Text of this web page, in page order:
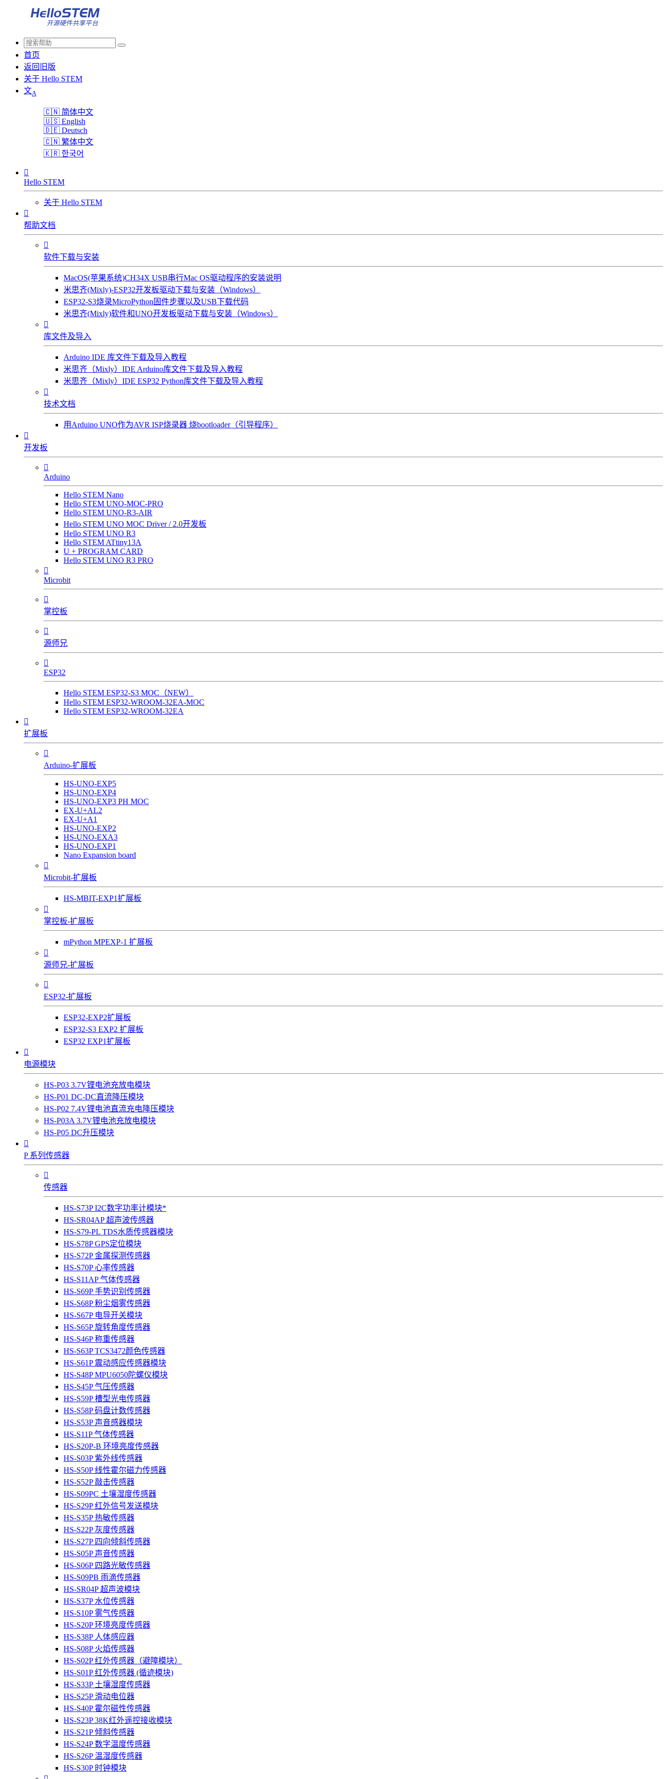
首页
返回旧版
关于 Hello STEM
文A
🇨🇳 简体中文
🇺🇸 English
🇩🇪 Deutsch
🇨🇳 繁体中文
🇰🇷 한국어

Hello STEM
关于 Hello STEM

帮助文档

软件下载与安装
MacOS(苹果系统)CH34X USB串行Mac OS驱动程序的安装说明
米思齐(Mixly)-ESP32开发板驱动下载与安装（Windows）
ESP32-S3烧录MicroPython固件步骤以及USB下载代码
米思齐(Mixly)软件和UNO开发板驱动下载与安装（Windows）

库文件及导入
Arduino IDE 库文件下载及导入教程
米思齐（Mixly）IDE Arduino库文件下载及导入教程
米思齐（Mixly）IDE ESP32 Python库文件下载及导入教程

技术文档
用Arduino UNO作为AVR ISP烧录器 烧bootloader（引导程序）

开发板

Arduino
Hello STEM Nano
Hello STEM UNO-MOC-PRO
Hello STEM UNO-R3-AIR
Hello STEM UNO MOC Driver / 2.0开发板
Hello STEM UNO R3
Hello STEM ATtiny13A
U + PROGRAM CARD
Hello STEM UNO R3 PRO

Microbit

掌控板

源师兄

ESP32
Hello STEM ESP32-S3 MOC（NEW）
Hello STEM ESP32-WROOM-32EA-MOC
Hello STEM ESP32-WROOM-32EA

扩展板

Arduino-扩展板
HS-UNO-EXP5
HS-UNO-EXP4
HS-UNO-EXP3 PH MOC
EX-U+AL2
EX-U+A1
HS-UNO-EXP2
HS-UNO-EXA3
HS-UNO-EXP1
Nano Expansion board

Microbit-扩展板
HS-MBIT-EXP1扩展板

掌控板-扩展板
mPython MPEXP-1 扩展板

源师兄-扩展板

ESP32-扩展板
ESP32-EXP2扩展板
ESP32-S3 EXP2 扩展板
ESP32 EXP1扩展板

电源模块
HS-P03 3.7V锂电池充放电模块
HS-P01 DC-DC直流降压模块
HS-P02 7.4V锂电池直流充电降压模块
HS-P03A 3.7V锂电池充放电模块
HS-P05 DC升压模块

P 系列传感器

传感器
HS-S73P I2C数字功率计模块*
HS-SR04AP 超声波传感器
HS-S79-PL TDS水质传感器模块
HS-S78P GPS定位模块
HS-S72P 金属探测传感器
HS-S70P 心率传感器
HS-S11AP 气体传感器
HS-S69P 手势识别传感器
HS-S68P 粉尘烟雾传感器
HS-S67P 电导开关模块
HS-S65P 旋转角度传感器
HS-S46P 称重传感器
HS-S63P TCS3472颜色传感器
HS-S61P 震动感应传感器模块
HS-S48P MPU6050陀螺仪模块
HS-S45P 气压传感器
HS-S59P 槽型光电传感器
HS-S58P 码盘计数传感器
HS-S53P 声音感器模块
HS-S11P 气体传感器
HS-S20P-B 环境亮度传感器
HS-S03P 紫外线传感器
HS-S50P 线性霍尔磁力传感器
HS-S52P 敲击传感器
HS-S09PC 土壤湿度传感器
HS-S29P 红外信号发送模块
HS-S35P 热敏传感器
HS-S22P 灰度传感器
HS-S27P 四向倾斜传感器
HS-S05P 声音传感器
HS-S06P 四路光敏传感器
HS-S09PB 雨滴传感器
HS-SR04P 超声波模块
HS-S37P 水位传感器
HS-S10P 雾气传感器
HS-S20P 环境亮度传感器
HS-S38P 人体感应器
HS-S08P 火焰传感器
HS-S02P 红外传感器（避障模块）
HS-S01P 红外传感器 (循迹模块)
HS-S33P 土壤湿度传感器
HS-S25P 滑动电位器
HS-S40P 霍尔磁性传感器
HS-S23P 38K红外遥控接收模块
HS-S21P 倾斜传感器
HS-S24P 数字温度传感器
HS-S26P 温湿度传感器
HS-S30P 时钟模块